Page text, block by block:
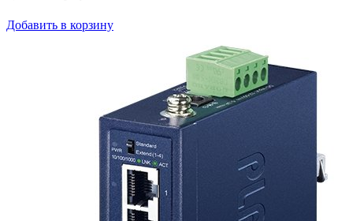
Добавить в корзину